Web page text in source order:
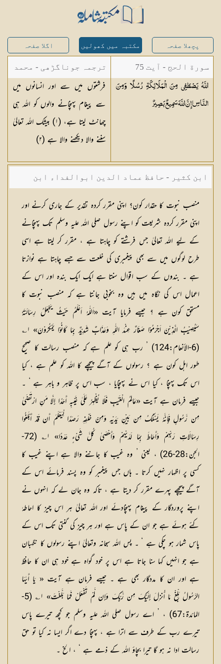
پچھلا صفحہ مکتبہ میں کھولیں اگلا صفحہ
سورة الحج - آیت 75
اللَّهُ يَصْطَفِي مِنَ الْمَلَائِكَةِ رُسُلًا وَمِنَ
النَّاسِ ۚ إِنَّ اللَّهَ سَمِيعٌبَصِيرٌ
ترجمہ جوناگڑھی - محمد
جونا گڑھی
فرشتوں میں سے اور انسانوں میں
سے پیغام پہنچانے والوں کو اللہ ہی
چھانٹ لیتا ہے، (١) بیشک اللہ تعالیٰ
سننے والا دیکھنے والا ہے (٢)
ابن کثیر - حافظ عماد الدین ابوالفداء ابن
کثیر صاحب
منصب نبوت کا حقدار کون؟ اپنی مقرر کردہ تقدیر کے جاری کرنے اور
اپنی مقرر کردہ شریعت کو اپنے رسول صلی اللہ علیہ وسلم تک پہنچانے
کے لیے اللہ تعالیٰ جس فرشتے کو چاہتا ہے ، مقرر کر لیتا ہے اسی
طرح لوگوں میں سے بھی پیغمبری کی خلعت سے جسے چاہتا ہے نوازتا
ہے ۔ بندوں کے سب اقوال سنتا ہے ایک ایک بندہ اور اس کے
اعمال اس کی نگاہ میں ہیں وہ بخوبی جانتا ہے کہ منصب نبوت کا
مستحق کون ہے ؟ جیسے فرمایا آیت «اَللّٰہُ اَعْلَمُ حَیْثُ یَجْعَلُ رِسَالَتَہٗ
سَیُصِیْبُ الَّذِیْنَ اَجْرَمُوْا صَغَارٌ عِنْدَ اللّٰہِ وَعَذَابٌ شَدِیْدٌ بِمَا کَانُوْا یَمْکُرُوْنَ» ۱؎
(6-الأنعام:124) ’ رب ہی کو علم ہے کہ منصب رسالت کا صحیح
طور اہل کون ہے ؟ رسولوں کے آگے پیچھے کا اللہ کو علم ہے ، کیا
اس تک پہنچا ، کیا اس نے پہنچایا ، سب اس پر ظاہر و باہر ہے ‘ ۔
جیسے فرمان ہے آیت «عَالِمُ الْغَیْبِ فَلَا یُظْہِرُ عَلَیٰ غَیْبِہِ أَحَدًا إِلَّا مَنِ ارْتَضَیٰ
مِن رَّسُولٍ فَإِنَّہُ یَسْلُکُ مِن بَیْنِ یَدَیْہِ وَمِنْ خَلْفِہِ رَصَدًا لِّیَعْلَمَ أَن قَدْ أَبْلَغُوا
رِسَالَاتِ رَبِّہِمْ وَأَحَاطَ بِمَا لَدَیْہِمْ وَأَحْصَیٰ کُلَّ شَیْءٍ عَدَدًا» ۱؎ (72-
الجن:28-26) ، یعنی ’ وہ غیب کا جاننے والا ہے اپنے غیب کا
کسی پر اظہار نہیں کرتا ۔ ہاں جس پیغمبر کو وہ پسند فرمائے اس کے
آگے پیچھے پہرے مقرر کر دیتا ہے ، تاکہ وہ جان لے کہ انہوں نے
اپنے پروردگار کے پیغام پہنچادئے اور اللہ تعالیٰ ہر اس چیز کا احاطہٰ
کئے ہوئے ہے جو ان کے پاس ہے اور ہر چیز کی گنتی تک اس کے
پاس شمار ہو چکی ہے ‘ ۔ پس اللہ سبحانہ وتعالیٰ اپنے رسولوں کا نگہبان
ہے جو انہیں کہا سنا جاتا ہے اس پر خود گواہ ہے خود ہی ان کا حافظ
ہے اور ان کا مددگار بھی ہے ۔ جیسے فرمان ہے آیت « یَا أَیٰہَا
الرَّ‌سُولُ بَلِّغْ مَا أُنزِلَ إِلَیْکَ مِن رَّ‌بِّکَ وَإِن لَّمْ تَفْعَلْ فَمَا بَلَّغْتَ» ۱؎ (5-
المائدۃ:67) ، ’ اے رسول صلی اللہ علیہ وسلم جو کچھ تیرے پاس
تیرے رب کے طرف سے اترا ہے ، پہنچا دے اگر ایسا نہ کیا تو حق
رسالت ادا نہ ہو گا تیرا بچاؤ اللہ کے ذمے ہے ‘ ، الخ ۔